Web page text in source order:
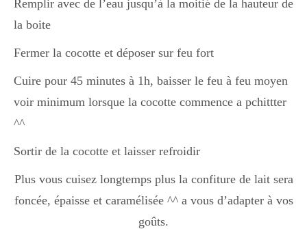
Halloween
Japon
Boulette
Remplir avec de l’eau jusqu’à la moitié de la hauteur de
la boite
Fermer la cocotte et déposer sur feu fort
Cuire pour 45 minutes à 1h, baisser le feu à feu moyen
voir minimum lorsque la cocotte commence a pchittter
^^
Sortir de la cocotte et laisser refroidir
Plus vous cuisez longtemps plus la confiture de lait sera
foncée, épaisse et caramélisée ^^ a vous d’adapter à vos
goûts.